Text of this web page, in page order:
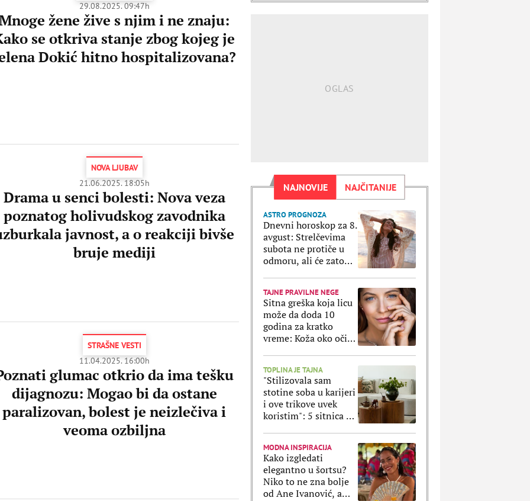
29.08.2025. 09:47h
žene žive s njim i ne znaju:
se otkriva stanje zbog kojeg je
Dokić hitno hospitalizovana?
NOVA LJUBAV
21.06.2025. 18:05h
Drama u senci bolesti: Nova veza
poznatog holivudskog zavodnika
javnost, a o reakciji bivše
bruje mediji
STRAŠNE VESTI
11.04.2025. 16:00h
glumac otkrio da ima tešku
dijagnozu: Mogao bi da ostane
paralizovan, bolest je neizlečiva i
veoma ozbiljna
NAJNOVIJE NAJČITANIJE
ASTRO PROGNOZA
Dnevni horoskop za 8.
avgust: Strelčevima
subota ne protiče u
odmoru, ali će zato
TAJNE PRAVILNE NEGE
Sitna greška koja licu
može da doda 10
godina za kratko
vreme: Koža oko očiju
TOPLINA JE TAJNA
"Stilizovala sam
stotine soba u karijeri
i ove trikove uvek
koristim": 5 sitnica uz
MODNA INSPIRACIJA
Kako izgledati
elegantno u šortsu?
Niko to ne zna bolje
od Ane Ivanović, a